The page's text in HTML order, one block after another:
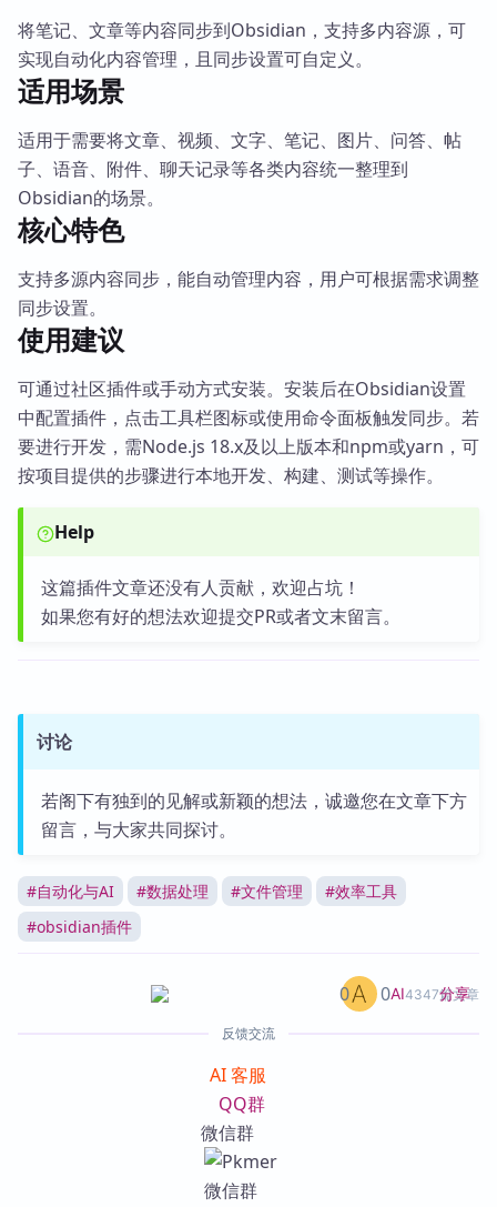
将笔记、文章等内容同步到Obsidian，支持多内容源，可
实现自动化内容管理，且同步设置可自定义。
适用场景
适用于需要将文章、视频、文字、笔记、图片、问答、帖
子、语音、附件、聊天记录等各类内容统一整理到
Obsidian的场景。
核心特色
支持多源内容同步，能自动管理内容，用户可根据需求调整
同步设置。
使用建议
可通过社区插件或手动方式安装。安装后在Obsidian设置
中配置插件，点击工具栏图标或使用命令面板触发同步。若
要进行开发，需Node.js 18.x及以上版本和npm或yarn，可
按项目提供的步骤进行本地开发、构建、测试等操作。
Help
这篇插件文章还没有人贡献，欢迎占坑！
如果您有好的想法欢迎提交PR或者文末留言。
讨论
若阁下有独到的见解或新颖的想法，诚邀您在文章下方
留言，与大家共同探讨。
#自动化与AI #数据处理 #文件管理 #效率工具
#obsidian插件
AI4347篇文章
0 0 分享
反馈交流
AI 客服
QQ群
微信群